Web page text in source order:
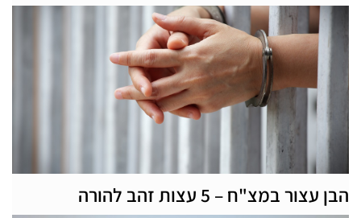
הבן עצור במצ"ח – 5 עצות זהב להורה